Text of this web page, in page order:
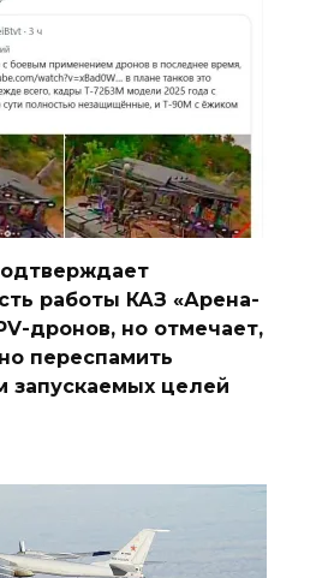
работы КАЗ «Арена-
дронов, но отмечает,
переспамить
запускаемых целей